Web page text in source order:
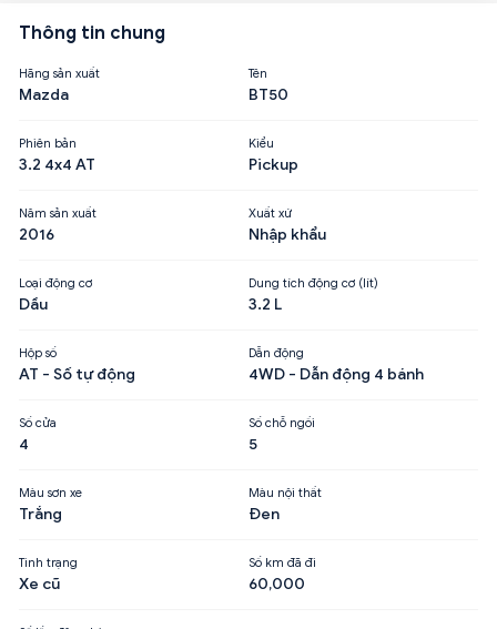
Thông tin chung
Hãng sản xuất
Mazda
Tên
BT50
Phiên bản
3.2 4x4 AT
Kiểu
Pickup
Năm sản xuất
2016
Xuất xứ
Nhập khẩu
Loại động cơ
Dầu
Dung tích động cơ (lít)
3.2 L
Hộp số
AT - Số tự động
Dẫn động
4WD - Dẫn động 4 bánh
Số cửa
4
Số chỗ ngồi
5
Màu sơn xe
Trắng
Màu nội thất
Đen
Tình trạng
Xe cũ
Số km đã đi
60,000